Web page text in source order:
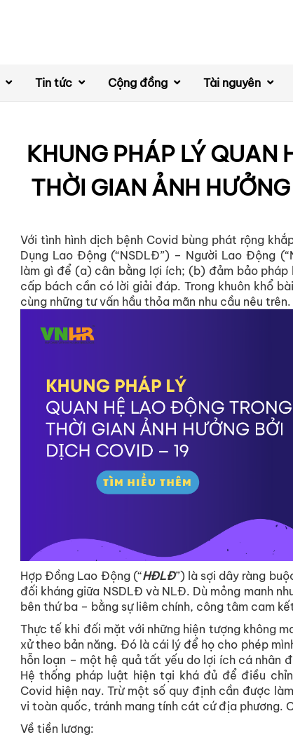
Tin tức Cộng đồng Tài nguyên
KHUNG PHÁP LÝ QUAN
THỜI GIAN ẢNH
Với tình hình dịch bệnh Covid bùng phát rộng
Dụng Lao Động (“NSDLĐ”) – Người Lao Động
làm gì để (a) cân bằng lợi ích; (b) đảm bảo
cấp bách cần có lời giải đáp. Trong khuôn khổ
cùng những tư vấn hầu thỏa mãn nhu cầu nêu trên.
Hợp Đồng Lao Động (“HĐLĐ”) là sợi dây ràng
đối kháng giữa NSDLĐ và NLĐ. Dù mỏng manh
bên thứ ba – bằng sự liêm chính, công tâm cam
Thực tế khi đối mặt với những hiện tượng không
xử theo bản năng. Đó là cái lý để họ cho phép
hỗn loạn – một hệ quả tất yếu do lợi ích cá nhân
Hệ thống pháp luật hiện tại khá đủ để điều
Covid hiện nay. Trừ một số quy định cần được
vi toàn quốc, tránh mang tính cát cứ địa phương.
Về tiền lương: